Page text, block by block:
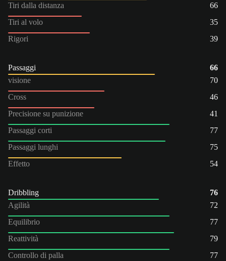
Tiri dalla distanza
66
Tiri al volo
35
Rigori
39
Passaggi
66
visione
70
Cross
46
Precisione su punizione
41
Passaggi corti
77
Passaggi lunghi
75
Effetto
54
Dribbling
76
Agilità
72
Equilibrio
77
Reattività
79
Controllo di palla
77